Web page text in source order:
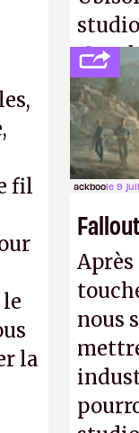
fil
la
Creed
ackboole 9
nous